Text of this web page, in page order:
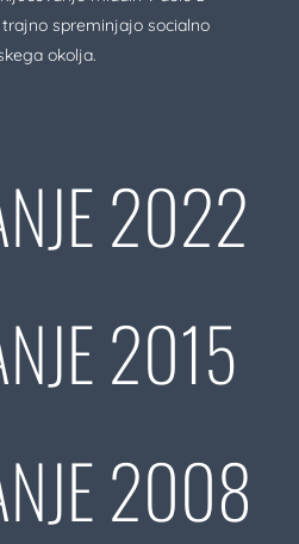
spreminjajo socialno
okolja.
2022
2015
2008